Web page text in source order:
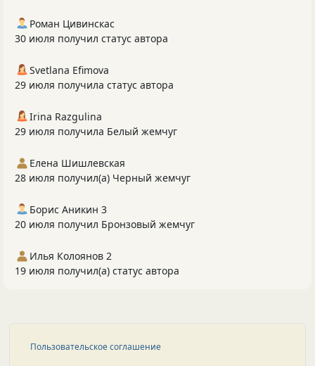
Роман Цивинскас
30 июля получил статус автора
Svetlana Efimova
29 июля получила статус автора
Irina Razgulina
29 июля получила Белый жемчуг
Елена Шишлевская
28 июля получил(а) Черный жемчуг
Борис Аникин 3
20 июля получил Бронзовый жемчуг
Илья Колоянов 2
19 июля получил(а) статус автора
Пользовательское соглашение